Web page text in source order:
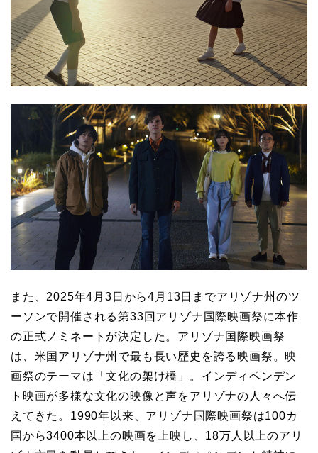
また、2025年4月3日から4月13日までアリゾナ州のツ
ーソンで開催される第33回アリゾナ国際映画祭に本作
の正式ノミネートが決定した。アリゾナ国際映画祭
は、米国アリゾナ州で最も長い歴史を誇る映画祭。映
画祭のテーマは「文化の架け橋」。インディペンデン
ト映画が多様な文化の映像と声をアリゾナの人々へ伝
えてきた。1990年以来、アリゾナ国際映画祭は100カ
国から3400本以上の映画を上映し、18万人以上のアリ